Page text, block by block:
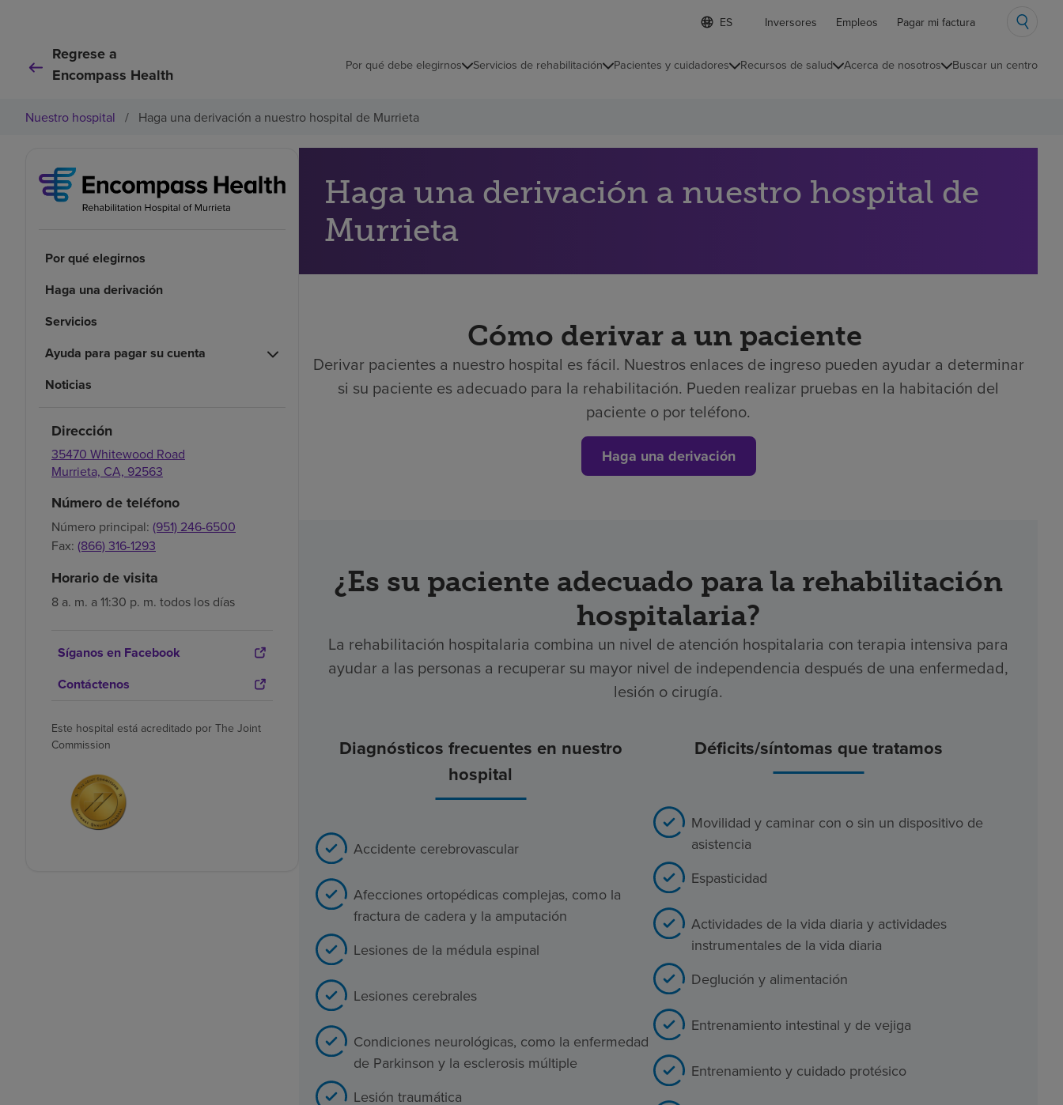
Lista
de
contraída
d
o
m
e
i
Inversores Empleos Pagar mi factura
Regrese a
Encompass Health
Por qué debe elegirnos Servicios de rehabilitación Pacientes y cuidadores Recursos de salud Acerca de nosotros Buscar un centro
Nuestro hospital / Haga una derivación a nuestro hospital de Murrieta
Por qué elegirnos
Haga una derivación
Servicios
Ayuda para pagar su cuenta
Noticias
Dirección
35470 Whitewood Road
Murrieta, CA, 92563
Número de teléfono
Número principal: (951) 246-6500
Fax: (866) 316-1293
Horario de visita
8 a. m. a 11:30 p. m. todos los días
Síganos en Facebook
Contáctenos
Este hospital está acreditado por The Joint
Commission
Haga una derivación a nuestro hospital de
Murrieta
Cómo derivar a un paciente
Derivar pacientes a nuestro hospital es fácil. Nuestros enlaces de ingreso pueden ayudar a determinar
si su paciente es adecuado para la rehabilitación. Pueden realizar pruebas en la habitación del
paciente o por teléfono.
Haga una derivación
¿Es su paciente adecuado para la rehabilitación
hospitalaria?
La rehabilitación hospitalaria combina un nivel de atención hospitalaria con terapia intensiva para
ayudar a las personas a recuperar su mayor nivel de independencia después de una enfermedad,
lesión o cirugía.
Diagnósticos frecuentes en nuestro
hospital
Accidente cerebrovascular
Afecciones ortopédicas complejas, como la
fractura de cadera y la amputación
Lesiones de la médula espinal
Lesiones cerebrales
Condiciones neurológicas, como la enfermedad
de Parkinson y la esclerosis múltiple
Lesión traumática
Déficits/síntomas que tratamos
Movilidad y caminar con o sin un dispositivo de
asistencia
Espasticidad
Actividades de la vida diaria y actividades
instrumentales de la vida diaria
Deglución y alimentación
Entrenamiento intestinal y de vejiga
Entrenamiento y cuidado protésico